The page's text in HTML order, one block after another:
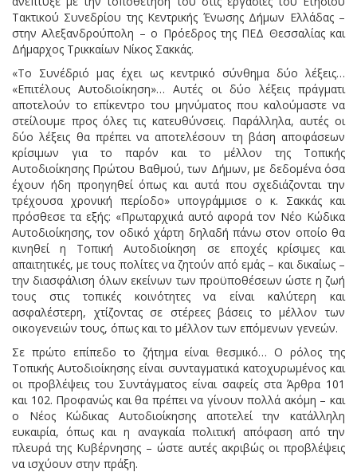
Τακτικού Συνεδρίου της Κεντρικής Ένωσης Δήμων Ελλάδας –
στην Αλεξανδρούπολη – ο Πρόεδρος της ΠΕΔ Θεσσαλίας και
Δήμαρχος Τρικκαίων Νίκος Σακκάς.
«Το Συνέδριό μας έχει ως κεντρικό σύνθημα δύο λέξεις…
«Επιτέλους Αυτοδιοίκηση»… Αυτές οι δύο λέξεις πράγματι
αποτελούν το επίκεντρο του μηνύματος που καλούμαστε να
στείλουμε προς όλες τις κατευθύνσεις. Παράλληλα, αυτές οι
δύο λέξεις θα πρέπει να αποτελέσουν τη βάση αποφάσεων
κρίσιμων για το παρόν και το μέλλον της Τοπικής
Αυτοδιοίκησης Πρώτου Βαθμού, των Δήμων, με δεδομένα όσα
έχουν ήδη προηγηθεί όπως και αυτά που σχεδιάζονται την
τρέχουσα χρονική περίοδο» υπογράμμισε ο κ. Σακκάς και
πρόσθεσε τα εξής: «Πρωταρχικά αυτό αφορά τον Νέο Κώδικα
Αυτοδιοίκησης, τον οδικό χάρτη δηλαδή πάνω στον οποίο θα
κινηθεί η Τοπική Αυτοδιοίκηση σε εποχές κρίσιμες και
απαιτητικές, με τους πολίτες να ζητούν από εμάς – και δικαίως –
την διασφάλιση όλων εκείνων των προϋποθέσεων ώστε η ζωή
τους στις τοπικές κοινότητες να είναι καλύτερη και
ασφαλέστερη, χτίζοντας σε στέρεες βάσεις το μέλλον των
οικογενειών τους, όπως και το μέλλον των επόμενων γενεών.
Σε πρώτο επίπεδο το ζήτημα είναι θεσμικό… Ο ρόλος της
Τοπικής Αυτοδιοίκησης είναι συνταγματικά κατοχυρωμένος και
οι προβλέψεις του Συντάγματος είναι σαφείς στα Άρθρα 101
και 102. Προφανώς και θα πρέπει να γίνουν πολλά ακόμη – και
ο Νέος Κώδικας Αυτοδιοίκησης αποτελεί την κατάλληλη
ευκαιρία, όπως και η αναγκαία πολιτική απόφαση από την
πλευρά της Κυβέρνησης – ώστε αυτές ακριβώς οι προβλέψεις
να ισχύουν στην πράξη.